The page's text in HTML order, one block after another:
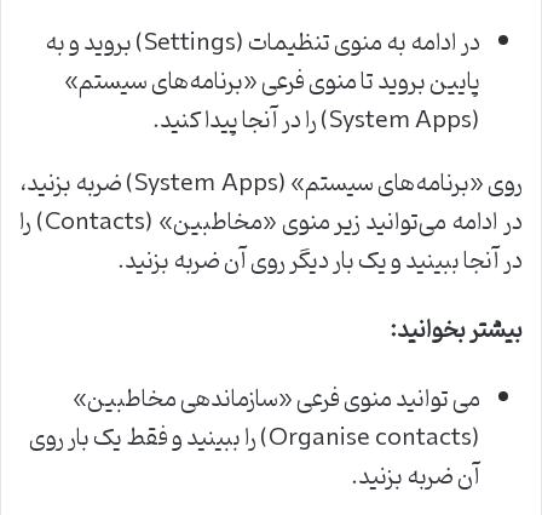
در ادامه به منوی تنظیمات (Settings) بروید و به
پایین بروید تا منوی فرعی «برنامه‌های سیستم»
(System Apps) را در آنجا پیدا کنید.
روی «برنامه‌های سیستم» (System Apps) ضربه بزنید،
در ادامه می‌توانید زیر منوی «مخاطبین» (Contacts) را
در آنجا ببینید و یک بار دیگر روی آن ضربه بزنید.
بیشتر بخوانید:
می توانید منوی فرعی «سازماندهی مخاطبین»
(Organise contacts) را ببینید و فقط یک بار روی
آن ضربه بزنید.